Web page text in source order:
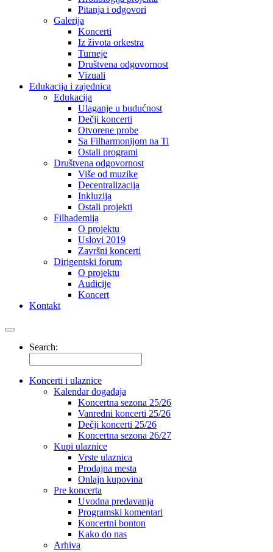
Pitanja i odgovori
Galerija
Koncerti
Iz života orkestra
Turneje
Društvena odgovornost
Vizuali
Edukacija i zajednica
Edukacija
Ulaganje u budućnost
Dečji koncerti
Otvorene probe
Sa Filharmonijom na Ti
Ostali programi
Društvena odgovornost
Više od muzike
Decentralizacija
Inkluzija
Ostali projekti
Filhademija
O projektu
Uslovi 2019
Završni koncerti
Dirigentski forum
O projektu
Audicije
Koncert
Kontakt
Search:
Koncerti i ulaznice
Kalendar događaja
Koncertna sezona 25/26
Vanredni koncerti 25/26
Dečji koncerti 25/26
Koncertna sezona 26/27
Kupi ulaznice
Vrste ulaznica
Prodajna mesta
Onlajn kupovina
Pre koncerta
Uvodna predavanja
Programski komentari
Koncertni bonton
Kako do nas
Arhiva